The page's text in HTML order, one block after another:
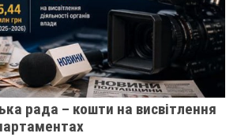
рада – кошти на висвітлення